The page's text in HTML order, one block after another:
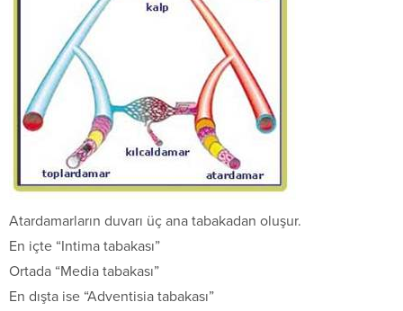
Atardamarların duvarı üç ana tabakadan oluşur.
En içte “Intima tabakası”
Ortada “Media tabakası”
En dışta ise “Adventisia tabakası”